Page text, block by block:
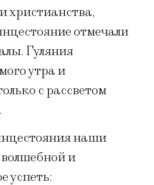
христианства,
отмечали
Гуляния
утра и
с рассветом
наши
и
успеть: